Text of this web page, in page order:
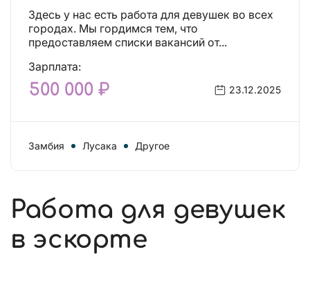
Здесь у нас есть работа для девушек во всех
городах. Мы гордимся тем, что
предоставляем списки вакансий от...
Зарплата:
500 000 ₽ 23.12.2025
Замбия Лусака Другое
Работа для девушек
в эскорте